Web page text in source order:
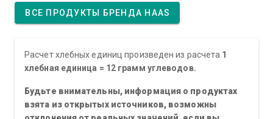
ВСЕ ПРОДУКТЫ БРЕНДА HAAS
Расчет хлебных единиц произведен из расчета 1
хлебная единица = 12 грамм углеводов.
Будьте внимательны, информация о продуктах
взята из открытых источников, возможны